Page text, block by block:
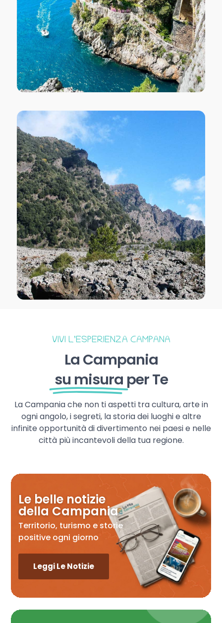
VIVI L’ESPERIENZA CAMPANA
La Campania
su misura per Te
La Campania che non ti aspetti tra cultura, arte in
ogni angolo, i segreti, la storia dei luoghi e altre
infinite opportunità di divertimento nei paesi e nelle
città più incantevoli della tua regione.
Le belle notizie
della Campania
Territorio, turismo e storie
positive ogni giorno
Leggi Le Notizie